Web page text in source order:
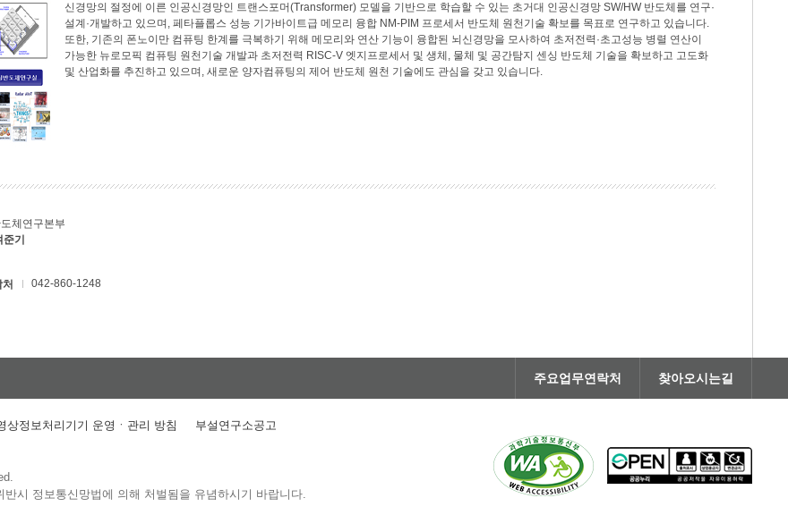
신경망의 절정에 이른 인공신경망인 트랜스포머(Transformer) 모델을 기반으로 학습할 수 있는 초거대 인공신경망 SW/HW 반도체를 연구·
설계·개발하고 있으며, 페타플롭스 성능 기가바이트급 메모리 융합 NM-PIM 프로세서 반도체 원천기술 확보를 목표로 연구하고 있습니다.
또한, 기존의 폰노이만 컴퓨팅 한계를 극복하기 위해 메모리와 연산 기능이 융합된 뇌신경망을 모사하여 초저전력·초고성능 병렬 연산이
가능한 뉴로모픽 컴퓨팅 원천기술 개발과 초저전력 RISC-V 엣지프로세서 및 생체, 물체 및 공간탐지 센싱 반도체 기술을 확보하고 고도화
및 산업화를 추진하고 있으며, 새로운 양자컴퓨팅의 제어 반도체 원천 기술에도 관심을 갖고 있습니다.
체연구본부
기
042-860-1248
주요업무연락처 찾아오시는길
상정보처리기기 운영ㆍ관리 방침 부설연구소공고
시 정보통신망법에 의해 처벌됨을 유념하시기 바랍니다.